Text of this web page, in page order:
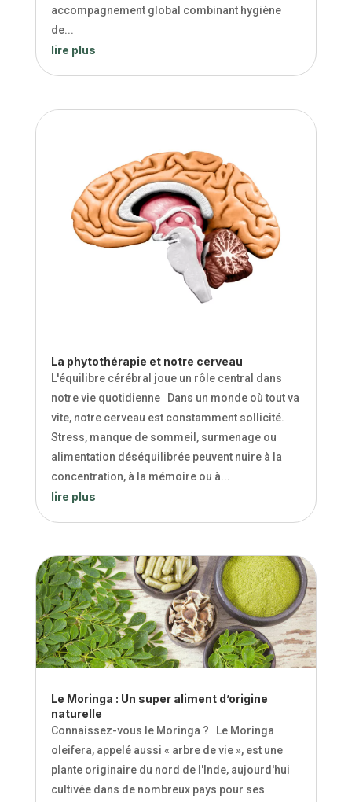
accompagnement global combinant hygiène
de...
lire plus
La phytothérapie et notre cerveau
L'équilibre cérébral joue un rôle central dans
notre vie quotidienne Dans un monde où tout va
vite, notre cerveau est constamment sollicité.
Stress, manque de sommeil, surmenage ou
alimentation déséquilibrée peuvent nuire à la
concentration, à la mémoire ou à...
lire plus
Le Moringa : Un super aliment d’origine
naturelle
Connaissez-vous le Moringa ? Le Moringa
oleifera, appelé aussi « arbre de vie », est une
plante originaire du nord de l'Inde, aujourd'hui
cultivée dans de nombreux pays pour ses